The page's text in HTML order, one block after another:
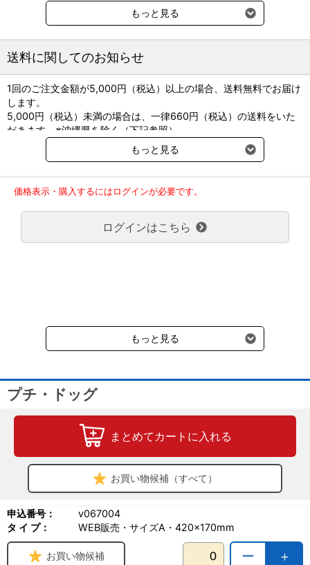
カレンダーに貴院の病院名・ご住所・お電話番号・URL・診察時
間・休診日などの情報を印刷します。 ご注文いただきましたら弊社
事項をご記入後ご返信ください。
＜名入れ印刷（税込表示）＞
・価格表は基本色（黒・青・紺・緑）印刷の価格です。
・基本色以外の特色はお問い合わせください。（有料）
・2色刷りは、1冊につき50円増し、3色刷りは75円増しとなりま
す。
・名入れなしの場合は、1冊につき20円引きとなります。
・リピートの方は、昨年と同内容・同サイズの場合は無料です。
・サイズ変更の場合は、1,320円ご負担いただきます。
＜お申込み単位＞
・8月中にお申込みの場合
ご希望の納期をお知らせください。
納期は校了後約50日前後となります。
6/30まで10％ポイントアップ！
8/31まで早割キャンペーン中！
まとめ割は常時開催中！
400冊以上で5％OFF！
1,000冊以上で10％OFF！
もっと見る
送料に関してのお知らせ
1回のご注文金額が5,000円（税込）以上の場合、送料無料でお届け
します。
5,000円（税込）未満の場合は、一律660円（税込）の送料をいた
だきます。※沖縄県を除く（下記参照）
※2017年11月14日（火）より沖縄県へのお届けにつきましては、1
回のご注文金額（税込）が、30,000円以上で配送無料となります。
ご了承のほどよろしくお願い致します。
弊社都合でお届けが２回以上に分かれる場合の送料負担は、１回分
のみで新たな送料は発生しません。
大型商品送料が必要な商品をご注文の場合は、大型商品送料のみご
負担頂きます。
受けます。
もっと見る
価格表示・購入するにはログインが必要です。
ログインはこちら
もっと見る
プチ・ドッグ
まとめてカートに入れる
お買い物候補（すべて）
申込番号：
v067004
タ イ プ：
WEB販売・サイズA・420×170mm
＋
ー
お買い物候補